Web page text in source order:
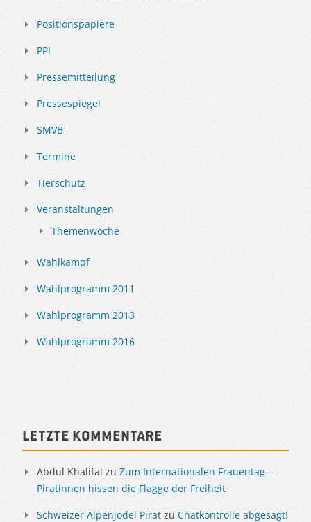
Positionspapiere
PPI
Pressemitteilung
Pressespiegel
SMVB
Termine
Tierschutz
Veranstaltungen
Themenwoche
Wahlkampf
Wahlprogramm 2011
Wahlprogramm 2013
Wahlprogramm 2016
Letzte Kommentare
Abdul Khalifal zu Zum Internationalen Frauentag –
Piratinnen hissen die Flagge der Freiheit
Schweizer Alpenjodel Pirat zu Chatkontrolle abgesagt!